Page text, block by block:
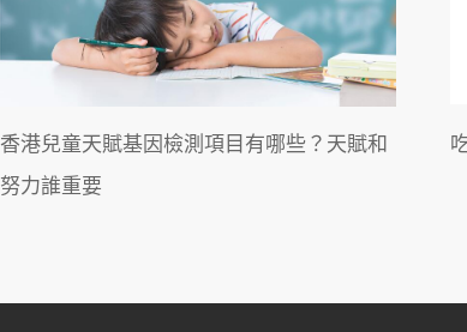
香港兒童天賦基因檢測項目有哪些？天賦和
努力誰重要